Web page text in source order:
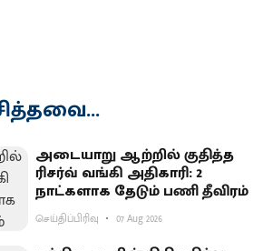
அடையாறு ஆற்றில் குதித்த
ரிசர்வ் வங்கி அதிகாரி: 2
நாட்களாக தேடும் பணி தீவிரம்
செய்திப்பிரிவு 07 Aug 2026